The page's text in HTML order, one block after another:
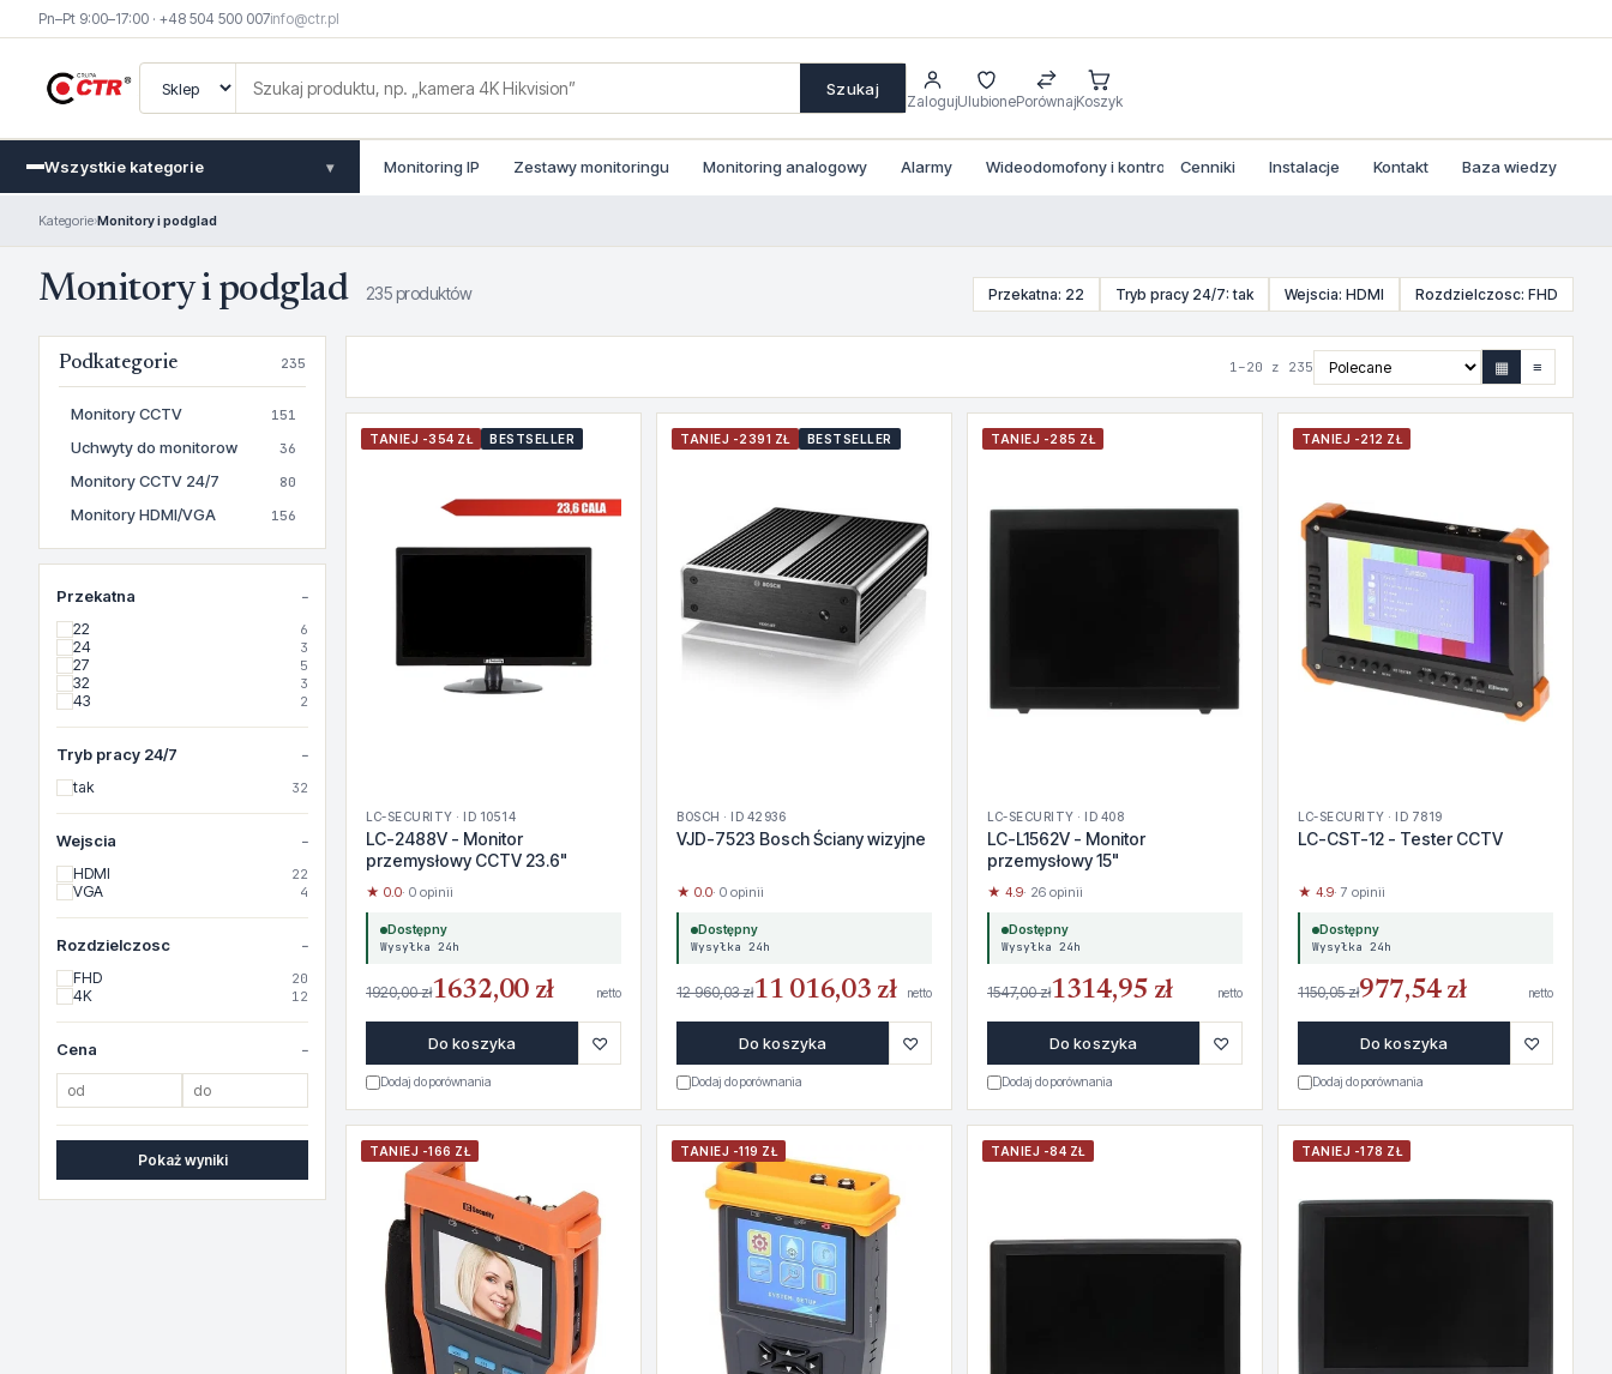
Pn–Pt 9:00–17:00 · +48 504 500 007info@ctr.pl
Szukaj
ZalogujUlubionePorównajKoszyk
Wszystkie kategorie ▾ Monitoring IP Zestawy monitoringu Monitoring analogowy Alarmy Wideodomofony i kontrola dostepu
Cenniki Instalacje Kontakt Baza wiedzy
Kategorie›Monitory i podglad
Monitory i podglad 235 produktów Przekatna: 22 Tryb pracy 24/7: tak Wejscia: HDMI Rozdzielczosc: FHD
Podkategorie 235
Monitory CCTV 151
Uchwyty do monitorow 36
Monitory CCTV 24/7 80
Monitory HDMI/VGA 156
Przekatna
22 6
24 3
27 5
32 3
43 2
Tryb pracy 24/7
tak 32
Wejscia
HDMI 22
VGA 4
Rozdzielczosc
FHD 20
4K 12
Cena
Pokaż wyniki
1–20 z 235 ▦ ≡
TANIEJ -354 ZŁ BESTSELLER
LC-SECURITY · ID 10514
LC-2488V - Monitor
przemysłowy CCTV 23.6"
★ 0.0· 0 opinii
Dostępny
Wysyłka 24h
1920,00 zł1632,00 zł netto
Do koszyka ♡
Dodaj do porównania
TANIEJ -2391 ZŁ BESTSELLER
BOSCH · ID 42936
VJD-7523 Bosch Ściany wizyjne
★ 0.0· 0 opinii
Dostępny
Wysyłka 24h
12 960,03 zł11 016,03 zł netto
Do koszyka ♡
Dodaj do porównania
TANIEJ -285 ZŁ
LC-SECURITY · ID 408
LC-L1562V - Monitor
przemysłowy 15"
★ 4.9· 26 opinii
Dostępny
Wysyłka 24h
1547,00 zł1314,95 zł netto
Do koszyka ♡
Dodaj do porównania
TANIEJ -212 ZŁ
LC-SECURITY · ID 7819
LC-CST-12 - Tester CCTV
★ 4.9· 7 opinii
Dostępny
Wysyłka 24h
1150,05 zł977,54 zł netto
Do koszyka ♡
Dodaj do porównania
TANIEJ -166 ZŁ TANIEJ -119 ZŁ TANIEJ -84 ZŁ TANIEJ -178 ZŁ